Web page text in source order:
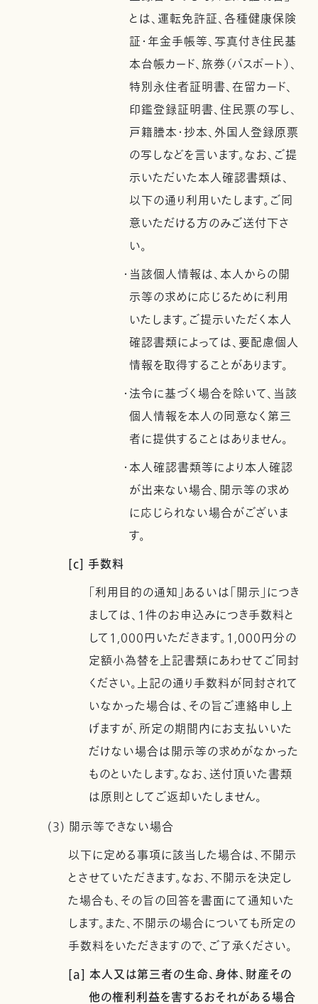
とは、運転免許証、各種健康保険
証・年金手帳等、写真付き住民基
本台帳カード、旅券（パスポート）、
特別永住者証明書、在留カード、
印鑑登録証明書、住民票の写し、
戸籍謄本・抄本、外国人登録原票
の写しなどを言います。なお、ご提
示いただいた本人確認書類は、
以下の通り利用いたします。ご同
意いただける方のみご送付下さ
い。
・当該個人情報は、本人からの開
示等の求めに応じるために利用
いたします。ご提示いただく本人
確認書類によっては、要配慮個人
情報を取得することがあります。
・法令に基づく場合を除いて、当該
個人情報を本人の同意なく第三
者に提供することはありません。
・本人確認書類等により本人確認
が出来ない場合、開示等の求め
に応じられない場合がございま
す。
[c] 手数料
「利用目的の通知」あるいは「開示」につき
ましては、1件のお申込みにつき手数料と
して1,000円いただきます。1,000円分の
定額小為替を上記書類にあわせてご同封
ください。上記の通り手数料が同封されて
いなかった場合は、その旨ご連絡申し上
げますが、所定の期間内にお支払いいた
だけない場合は開示等の求めがなかった
ものといたします。なお、送付頂いた書類
は原則としてご返却いたしません。
(3) 開示等できない場合
以下に定める事項に該当した場合は、不開示
とさせていただきます。なお、不開示を決定し
た場合も、その旨の回答を書面にて通知いた
します。また、不開示の場合についても所定の
手数料をいただきますので、ご了承ください。
[a] 本人又は第三者の生命、身体、財産その
他の権利利益を害するおそれがある場合